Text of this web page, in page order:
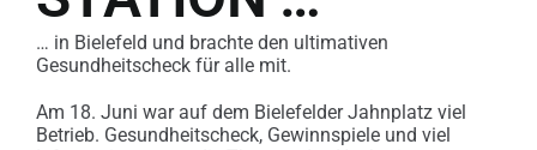
… in Bielefeld und brachte den ultimativen
Gesundheitscheck für alle mit.
Am 18. Juni war auf dem Bielefelder Jahnplatz viel
Betrieb. Gesundheitscheck, Gewinnspiele und viel